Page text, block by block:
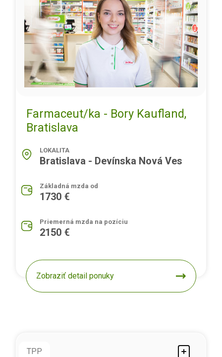
Farmaceut/ka - Bory Kaufland,
Bratislava
LOKALITA
Bratislava - Devínska Nová Ves
Základná mzda od
1730 €
Priemerná mzda na pozíciu
2150 €
Zobraziť detail ponuky
TPP